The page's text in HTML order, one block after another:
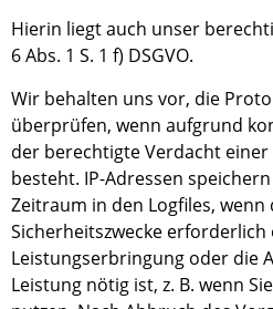
Hierin liegt auch unser
6 Abs. 1 S. 1 f) DSGVO.
Wir behalten uns vor, die
überprüfen, wenn aufgrund
der berechtigte Verdacht
besteht. IP-Adressen
Zeitraum in den Logfiles, wenn
Sicherheitszwecke
Leistungserbringung oder die
Leistung nötig ist, z. B. wenn